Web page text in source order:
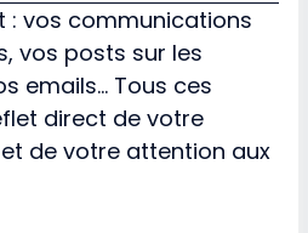
: vos communications
vos posts sur les
emails... Tous ces
direct de votre
de votre attention aux